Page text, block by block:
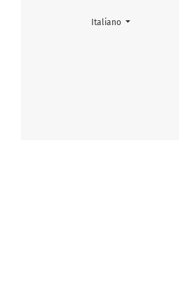
Dichiarazione sulla
Cambia la
Italiano